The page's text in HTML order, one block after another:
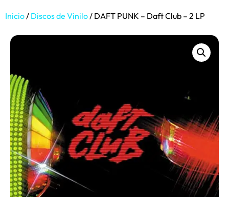
Inicio/ Discos de Vinilo/ DAFT PUNK – Daft Club – 2 LP